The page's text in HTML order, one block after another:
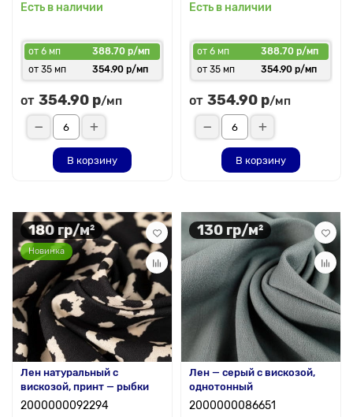
Есть в наличии
от 6 мп
388.70 р/мп
от 35 мп
354.90 р/мп
от 354.90 р/мп
В корзину
Есть в наличии
от 6 мп
388.70 р/мп
от 35 мп
354.90 р/мп
от 354.90 р/мп
В корзину
180 гр/м²
Новинка
Лен натуральный с
вискозой, принт — рыбки
2000000092294
130 гр/м²
Лен — серый с вискозой,
однотонный
2000000086651